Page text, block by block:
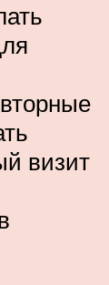
визит